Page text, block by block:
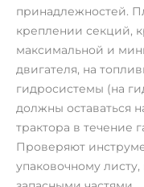
принадлежностей.
креплении секций,
максимальной и
двигателя, на
гидросистемы (на
должны оставаться
трактора в течение
Проверяют
упаковочному